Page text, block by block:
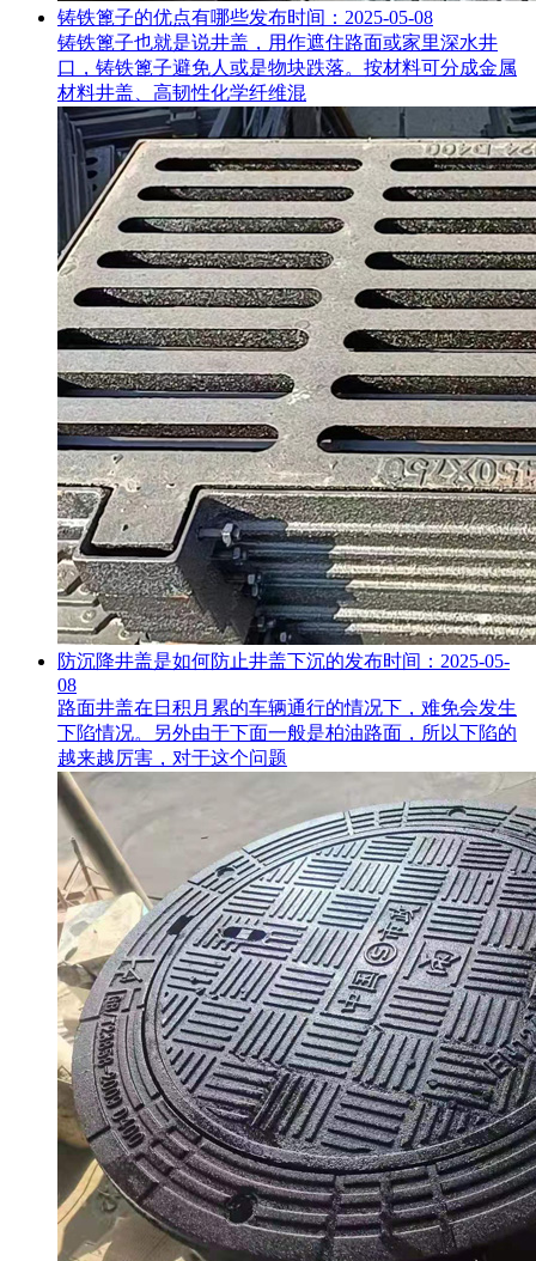
铸铁篦子的优点有哪些发布时间：2025-05-08
铸铁篦子也就是说井盖，用作遮住路面或家里深水井
口，铸铁篦子避免人或是物块跌落。按材料可分成金属
材料井盖、高韧性化学纤维混
防沉降井盖是如何防止井盖下沉的发布时间：2025-05-
08
路面井盖在日积月累的车辆通行的情况下，难免会发生
下陷情况。另外由于下面一般是柏油路面，所以下陷的
越来越厉害，对于这个问题